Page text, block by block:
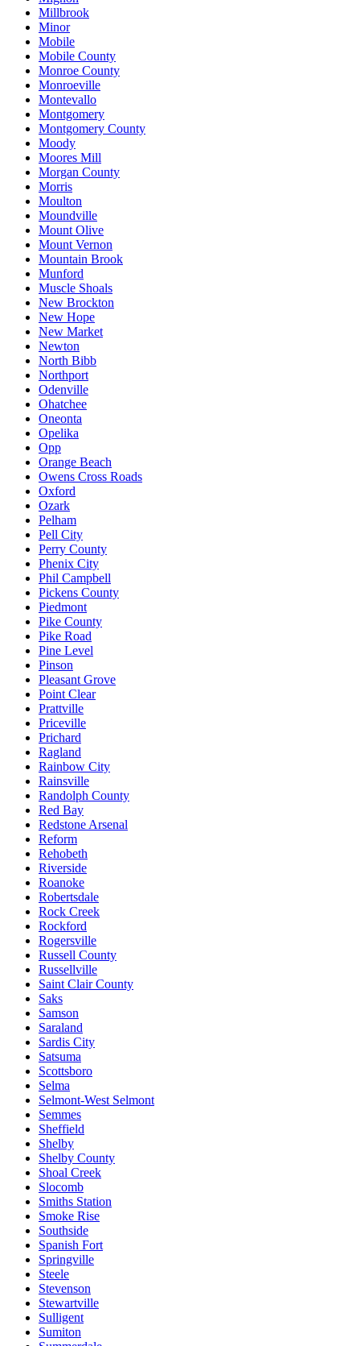
Millbrook
Minor
Mobile
Mobile County
Monroe County
Monroeville
Montevallo
Montgomery
Montgomery County
Moody
Moores Mill
Morgan County
Morris
Moulton
Moundville
Mount Olive
Mount Vernon
Mountain Brook
Munford
Muscle Shoals
New Brockton
New Hope
New Market
Newton
North Bibb
Northport
Odenville
Ohatchee
Oneonta
Opelika
Opp
Orange Beach
Owens Cross Roads
Oxford
Ozark
Pelham
Pell City
Perry County
Phenix City
Phil Campbell
Pickens County
Piedmont
Pike County
Pike Road
Pine Level
Pinson
Pleasant Grove
Point Clear
Prattville
Priceville
Prichard
Ragland
Rainbow City
Rainsville
Randolph County
Red Bay
Redstone Arsenal
Reform
Rehobeth
Riverside
Roanoke
Robertsdale
Rock Creek
Rockford
Rogersville
Russell County
Russellville
Saint Clair County
Saks
Samson
Saraland
Sardis City
Satsuma
Scottsboro
Selma
Selmont-West Selmont
Semmes
Sheffield
Shelby
Shelby County
Shoal Creek
Slocomb
Smiths Station
Smoke Rise
Southside
Spanish Fort
Springville
Steele
Stevenson
Stewartville
Sulligent
Sumiton